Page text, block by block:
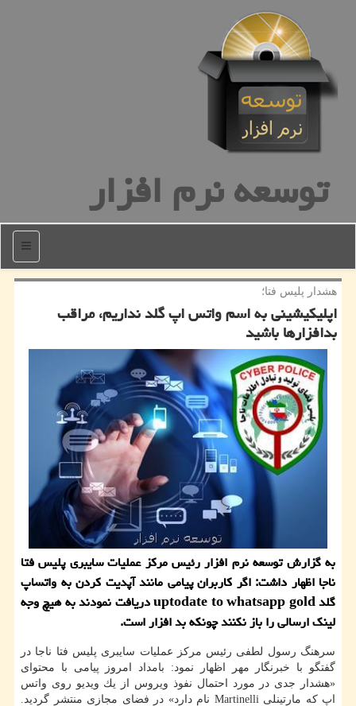
توسعه نرم افزار
منو
هشدار پلیس فتا؛
اپلیكیشینی به اسم واتس اپ گلد نداریم، مراقب
بدافزارها باشید
به گزارش توسعه نرم افزار رئیس مركز عملیات سایبری پلیس فتا
ناجا اظهار داشت: اگر كاربران پیامی مانند آپدیت كردن به واتساپ
گلد uptodate to whatsapp gold دریافت نمودند به هیچ وجه
لینك ارسالی را باز نكنند چونكه بد افزار است.
سرهنگ رسول لطفی رئیس مركز عملیات سایبری پلیس فتا ناجا در
گفتگو با خبرنگار مهر اظهار نمود: بامداد امروز پیامی با محتوای
«هشدار جدی در مورد احتمال نفوذ ویروس از یك ویدیو روی واتس
اپ كه مارتینلی Martinelli نام دارد» در فضای مجازی منتشر گردید.